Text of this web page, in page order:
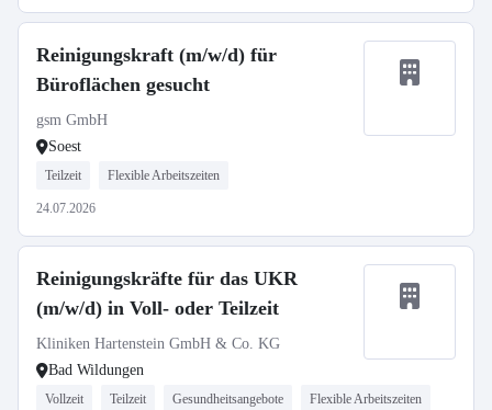
Reinigungskraft (m/w/d) für
Büroflächen gesucht
gsm GmbH
Soest
Teilzeit Flexible Arbeitszeiten
24.07.2026
Reinigungskräfte für das UKR
(m/w/d) in Voll- oder Teilzeit
Kliniken Hartenstein GmbH & Co. KG
Bad Wildungen
Vollzeit Teilzeit Gesundheitsangebote Flexible Arbeitszeiten